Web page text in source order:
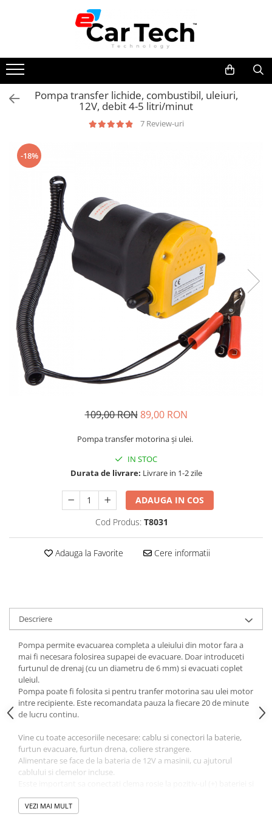
Summer sale
Navigatie dedicata
Navigatii Volkswagen
Navigatii Seat
Navigatii Ford
Navigatii Opel
Navigatii Hyundai
Navigatii Toyota
Navigatii Dacia
Navigatii Peugeot
Navigatii Audi
Navigatii BMW
Navigatii Mercedes
Navigatii Fiat
Navigatii Nissan
Navigatii Citroen
Navigatii Mitsubishi
Navigatii Volvo
Navigatii Renault
Navigatii Mazda
Navigatii Chevrolet
Navigatii Honda
Navigatii Land Rover
Navigatii Iveco
Navigatii Chrysler
Navigatie universala
Playere auto
Navigatii 2 DIN
Navigatii 1 DIN
Navigatie GPS Portabil
CarPlay&Android Auto
Pompa transfer lichide, combustibil, uleiuri,
12V, debit 4-5 litri/minut
7 Review-uri
-18%
109,00 RON 89,00 RON
Pompa transfer motorina și ulei.
IN STOC
Durata de livrare: Livrare in 1-2 zile
ADAUGA IN COS
Cod Produs: T8031
Adauga la Favorite Cere informatii
Descriere
Pompa permite evacuarea completa a uleiului din motor fara a
mai fi necesara folosirea supapei de evacuare. Doar introduceti
furtunul de drenaj (cu un diametru de 6 mm) si evacuati coplet
uleiul.
Pompa poate fi folosita si pentru tranfer motorina sau ulei motor
intre recipiente. Este recomandata pauza la fiecare 20 de minute
de lucru continu.
Vine cu toate accesoriile necesare: cablu si conectori la baterie,
furtun evacuare, furtun drena, coliere strangere.
Alimentare se face de la bateria de 12V a masinii, cu ajutorul
cablului si clemelor incluse.
clema neagra la polul negativ (-) al bateriei.
Comutator Pornit / Oprit in partea spate a pompei.
VEZI MAI MULT